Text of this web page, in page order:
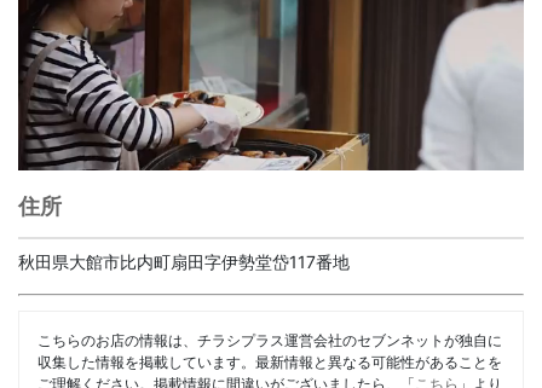
住所
秋田県大館市比内町扇田字伊勢堂岱117番地
こちらのお店の情報は、チラシプラス運営会社のセブンネットが独自に
収集した情報を掲載しています。最新情報と異なる可能性があることを
ご理解ください。掲載情報に間違いがございましたら、「 こちら 」より